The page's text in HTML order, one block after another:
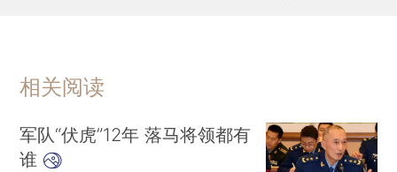
相关阅读
军队“伏虎”12年 落马将领都有
谁